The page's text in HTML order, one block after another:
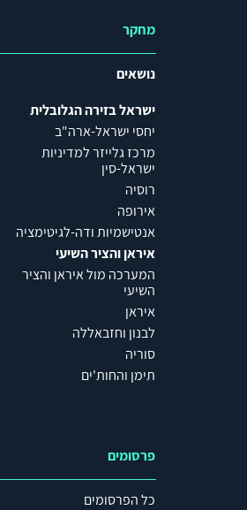
מחקר
נושאים
ישראל בזירה הגלובלית
יחסי ישראל-ארה"ב
מרכז גלייזר למדיניות
ישראל-סין
רוסיה
אירופה
אנטישמיות ודה-לגיטימציה
איראן והציר השיעי
המערכה מול איראן והציר
השיעי
איראן
לבנון וחזבאללה
סוריה
תימן והחות'ים
פרסומים
כל הפרסומים